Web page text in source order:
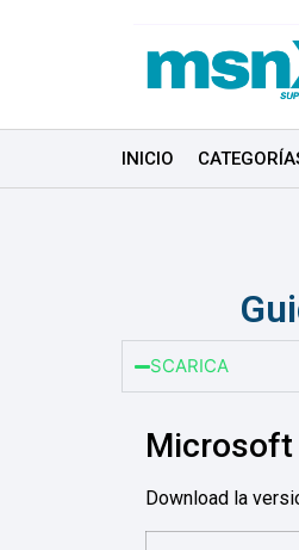
INICIO
SCARICA
Microsoft
Download la